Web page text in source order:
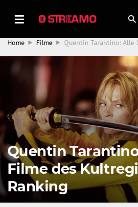
Home Filme
Quentin
Filme des
Ranking